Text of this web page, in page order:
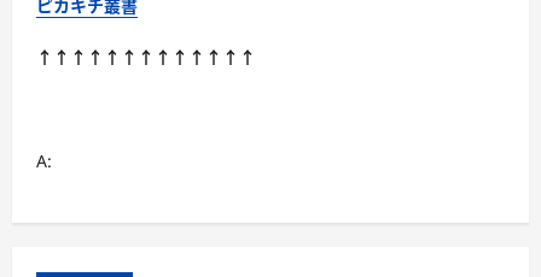
ピカキチ叢書
↑↑↑↑↑↑↑↑↑↑↑↑↑
A: